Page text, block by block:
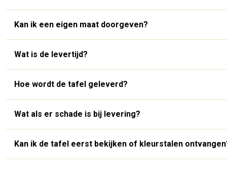
Kan ik een eigen maat doorgeven?
Wat is de levertijd?
Hoe wordt de tafel geleverd?
Wat als er schade is bij levering?
Kan ik de tafel eerst bekijken of kleurstalen